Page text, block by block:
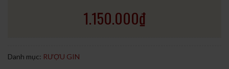
1.150.000₫
Danh mục: RƯỢU GIN